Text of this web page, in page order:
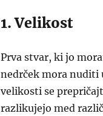
1. Velikost
Prva stvar, ki jo
nedrček mora nuditi
velikosti se
razlikujejo med